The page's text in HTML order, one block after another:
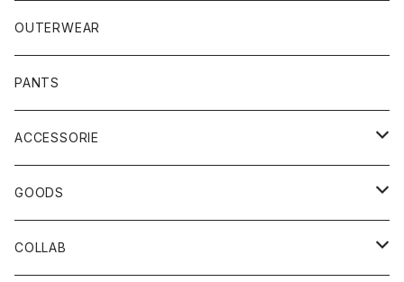
OUTERWEAR
PANTS
ACCESSORIE
CAP
BUCKET HAT
GOODS
STICKER
COLLAB